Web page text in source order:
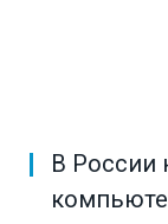
В России